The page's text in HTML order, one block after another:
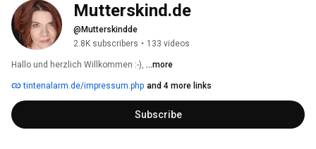
Mutterskind.de
@Mutterskindde
2.8K subscribers • 133 videos
Hallo und herzlich Willkommen :-), ...more
tintenalarm.de/impressum.php and 4 more links
Subscribe